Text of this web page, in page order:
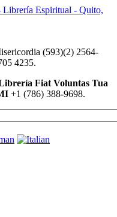
(593)(2) 2564-
4235.
+1 (786) 388-9698.